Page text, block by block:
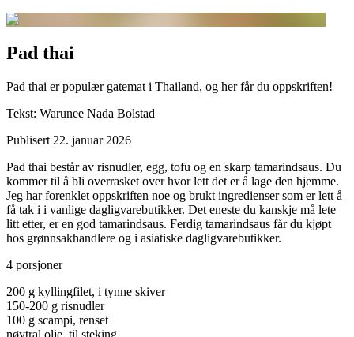
Pad thai
Pad thai er populær gatemat i Thailand, og her får du oppskriften!
Tekst: Warunee Nada Bolstad
Publisert 22. januar 2026
Pad thai består av risnudler, egg, tofu og en skarp tamarindsaus. Du
kommer til å bli overrasket over hvor lett det er å lage den hjemme.
Jeg har forenklet oppskriften noe og brukt ingredienser som er lett å
få tak i i vanlige dagligvarebutikker. Det eneste du kanskje må lete
litt etter, er en god tamarindsaus. Ferdig tamarindsaus får du kjøpt
hos grønnsakhandlere og i asiatiske dagligvarebutikker.
4 porsjoner
200 g kyllingfilet, i tynne skiver
150-200 g risnudler
100 g scampi, renset
nøytral olje, til steking